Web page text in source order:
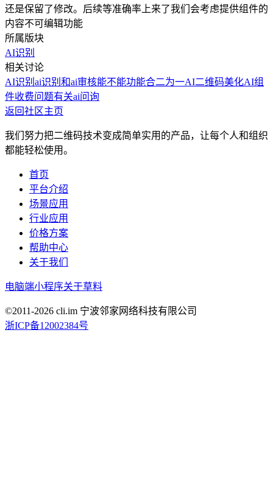
还是保留了修改。后续等准确率上来了我们会考虑提供组件的
内容不可编辑功能
所属版块
AI识别
相关讨论
AI识别 ai识别和ai审核能不能功能合二为一AI二维码美化AI组
件收费问题有关ai问询
返回社区主页
我们努力把二维码技术变成简单实用的产品，让每个人和组织
都能轻松使用。
首页
平台介绍
场景应用
行业应用
价格方案
帮助中心
关于我们
电脑端小程序关于草料
©2011-2026 cli.im 宁波邻家网络科技有限公司
浙ICP备12002384号